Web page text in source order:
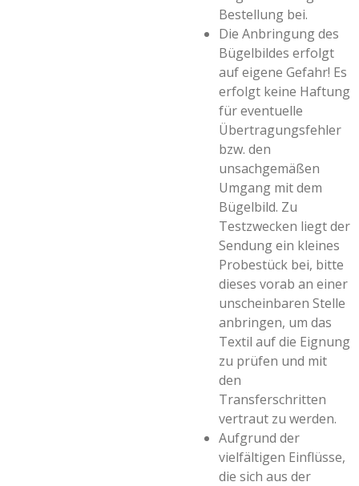
Bestellung bei.
Die Anbringung des
Bügelbildes erfolgt
auf eigene Gefahr! Es
erfolgt keine Haftung
für eventuelle
Übertragungsfehler
bzw. den
unsachgemäßen
Umgang mit dem
Bügelbild. Zu
Testzwecken liegt der
Sendung ein kleines
Probestück bei, bitte
dieses vorab an einer
unscheinbaren Stelle
anbringen, um das
Textil auf die Eignung
zu prüfen und mit
den
Transferschritten
vertraut zu werden.
Aufgrund der
vielfältigen Einflüsse,
die sich aus der